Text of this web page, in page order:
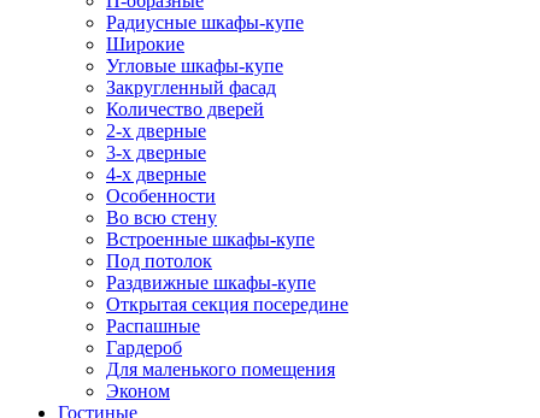
Радиусные шкафы-купе
Широкие
Угловые шкафы-купе
Закругленный фасад
Количество дверей
2-х дверные
3-х дверные
4-х дверные
Особенности
Во всю стену
Встроенные шкафы-купе
Под потолок
Раздвижные шкафы-купе
Открытая секция посередине
Распашные
Гардероб
Для маленького помещения
Эконом
Гостиные